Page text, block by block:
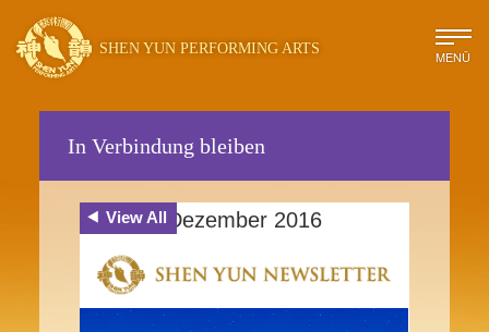
SHEN YUN PERFORMING ARTS MENÜ
In Verbindung bleiben
View All Dezember 2016